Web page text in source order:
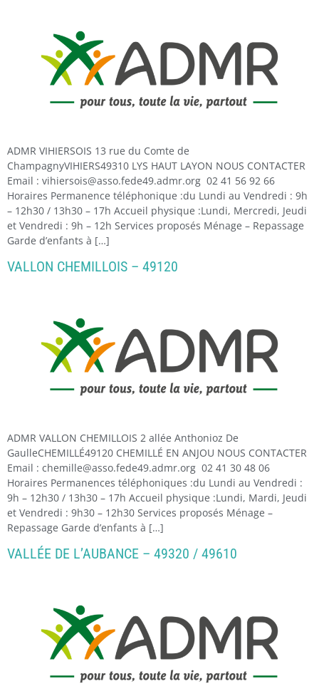
ADMR VIHIERSOIS 13 rue du Comte de
ChampagnyVIHIERS49310 LYS HAUT LAYON NOUS CONTACTER
Email : vihiersois@asso.fede49.admr.org 02 41 56 92 66
Horaires Permanence téléphonique :du Lundi au Vendredi : 9h
– 12h30 / 13h30 – 17h Accueil physique :Lundi, Mercredi, Jeudi
et Vendredi : 9h – 12h Services proposés Ménage – Repassage
Garde d’enfants à […]
VALLON CHEMILLOIS – 49120
ADMR VALLON CHEMILLOIS 2 allée Anthonioz De
GaulleCHEMILLÉ49120 CHEMILLÉ EN ANJOU NOUS CONTACTER
Email : chemille@asso.fede49.admr.org 02 41 30 48 06
Horaires Permanences téléphoniques :du Lundi au Vendredi :
9h – 12h30 / 13h30 – 17h Accueil physique :Lundi, Mardi, Jeudi
et Vendredi : 9h30 – 12h30 Services proposés Ménage –
Repassage Garde d’enfants à […]
VALLÉE DE L’AUBANCE – 49320 / 49610